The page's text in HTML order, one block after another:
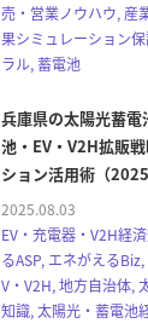
売・営業ノウハウ, 産
果シミュレーション
ラル, 蓄電池
兵庫県の太陽光蓄
池・EV・V2H拡販
ション活用術（2025
2025.08.03
EV・充電器・V2H経
るASP, エネがえる
V・V2H, 地方自治体,
知識, 太陽光・蓄電池